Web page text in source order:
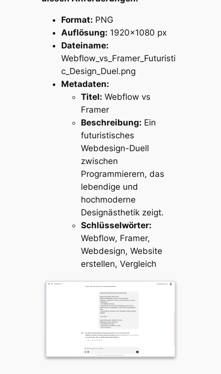
Format: PNG
Auflösung: 1920×1080 px
Dateiname:
Webflow_vs_Framer_Futuristi
c_Design_Duel.png
Metadaten:
Titel: Webflow vs
Framer
Beschreibung: Ein
futuristisches
Webdesign-Duell
zwischen
Programmierern, das
lebendige und
hochmoderne
Designästhetik zeigt.
Schlüsselwörter:
Webflow, Framer,
Webdesign, Website
erstellen, Vergleich